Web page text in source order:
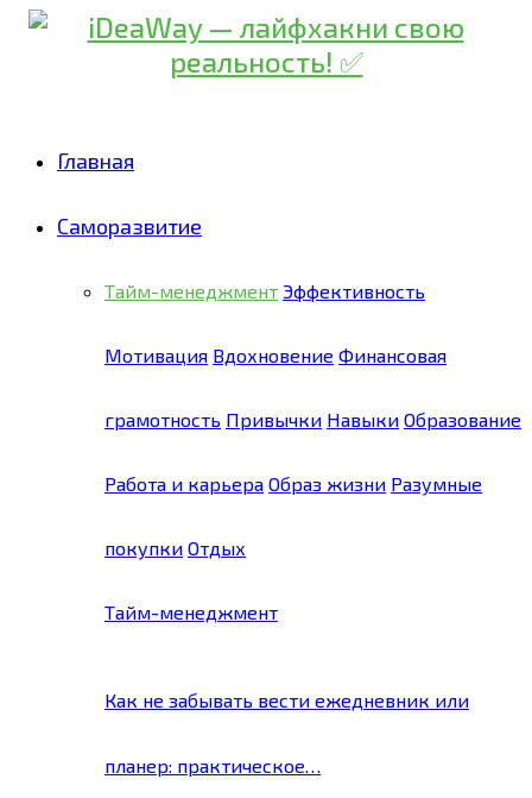
Главная
Саморазвитие
Тайм-менеджмент Эффективность
Мотивация Вдохновение Финансовая
грамотность Привычки Навыки Образование
Работа и карьера Образ жизни Разумные
покупки Отдых
Тайм-менеджмент
Как не забывать вести ежедневник или
планер: практическое…